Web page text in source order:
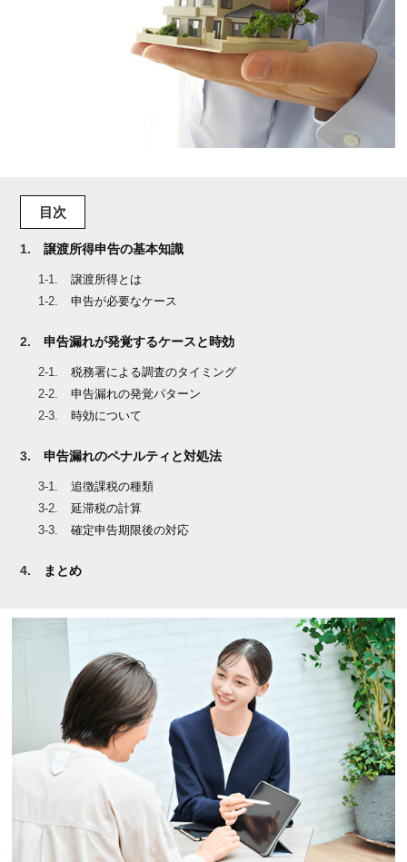
目次
譲渡所得申告の基本知識
譲渡所得とは
申告が必要なケース
申告漏れが発覚するケースと時効
税務署による調査のタイミング
申告漏れの発覚パターン
時効について
申告漏れのペナルティと対処法
追徴課税の種類
延滞税の計算
確定申告期限後の対応
まとめ